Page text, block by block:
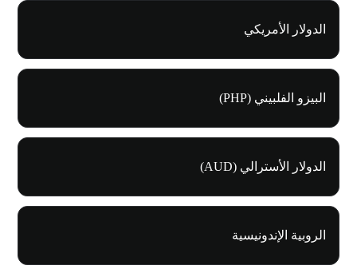
الدولار الأمريكي
البيزو الفلبيني (PHP)
الدولار الأسترالي (AUD)
الروبية الإندونيسية